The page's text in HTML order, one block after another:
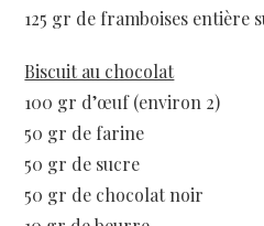
125 gr de framboises entière
Biscuit au chocolat
100 gr d’œuf (environ 2)
50 gr de farine
50 gr de sucre
50 gr de chocolat noir